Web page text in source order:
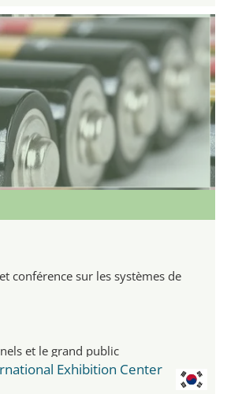
conférence sur les systèmes de
et le grand public
Exhibition Center